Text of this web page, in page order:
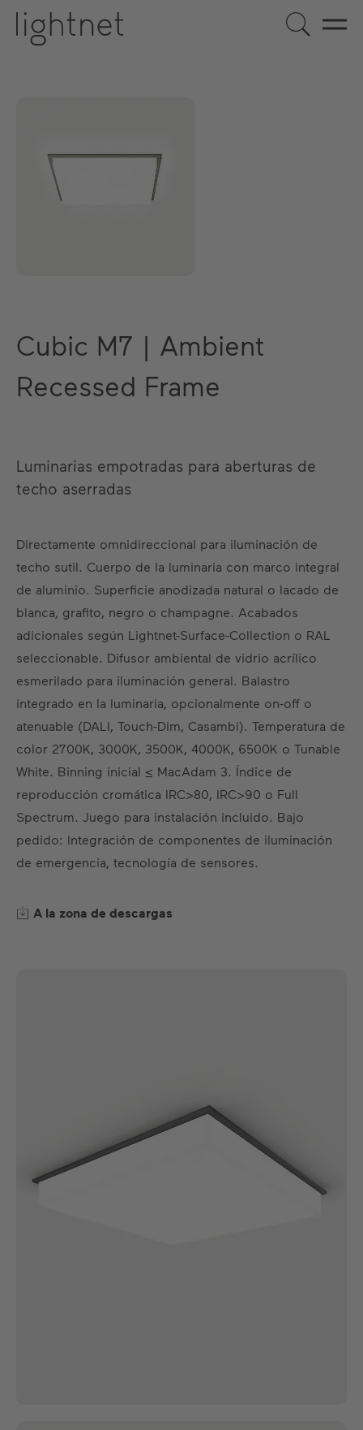
ES DE EN FR
Cubic M7 | Ambient
Recessed Frame
Luminarias empotradas para aberturas de
techo aserradas
Directamente omnidireccional para iluminación de
techo sutil. Cuerpo de la luminaria con marco integral
de aluminio. Superficie anodizada natural o lacado de
blanca, grafito, negro o champagne. Acabados
adicionales según Lightnet-Surface-Collection o RAL
seleccionable. Difusor ambiental de vidrio acrílico
esmerilado para iluminación general. Balastro
integrado en la luminaria, opcionalmente on-off o
atenuable (DALI, Touch-Dim, Casambi). Temperatura de
color 2700K, 3000K, 3500K, 4000K, 6500K o Tunable
White. Binning inicial ≤ MacAdam 3. Índice de
reproducción cromática IRC>80, IRC>90 o Full
Spectrum. Juego para instalación incluido. Bajo
pedido: Integración de componentes de iluminación
de emergencia, tecnología de sensores.
A la zona de descargas